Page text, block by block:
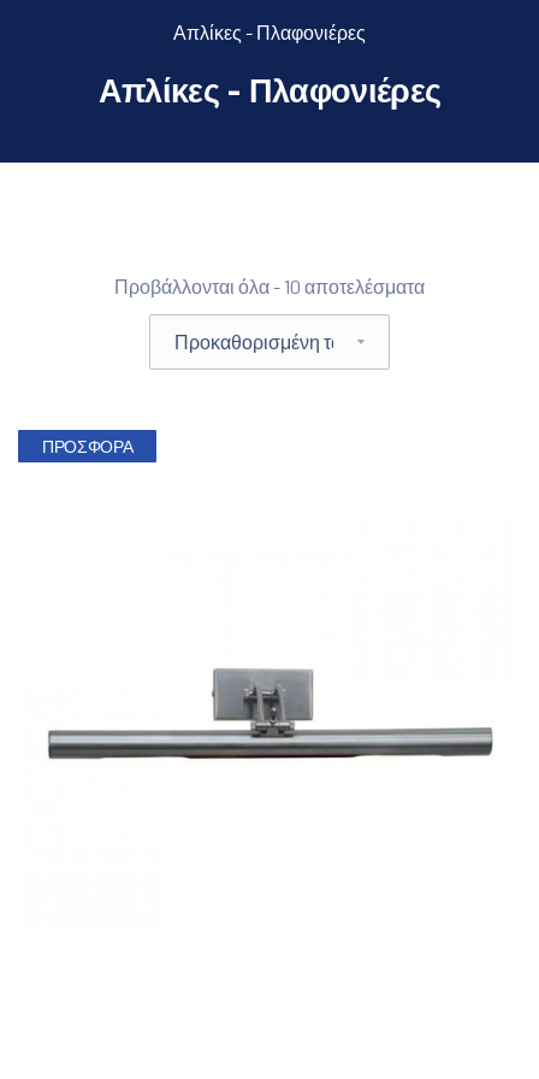
Απλίκες - Πλαφονιέρες
Απλίκες - Πλαφονιέρες
Προβάλλονται όλα - 10 αποτελέσματα
Παραγγελία καταστήματος
ΠΡΟΣΦΟΡΆ